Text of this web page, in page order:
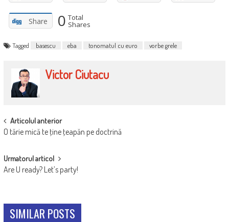
Share 0 Total
Shares
Tagged basescu eba tonomatul cu euro vorbe grele
Victor Ciutacu
POST
NAVIGATION
Articolul anterior
O tărie mică te ţine ţeapăn pe doctrină
Urmatorul articol
Are U ready? Let’s party!
SIMILAR POSTS